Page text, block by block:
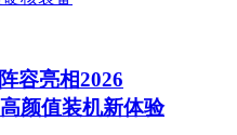
容亮相2026
颜值装机新体验